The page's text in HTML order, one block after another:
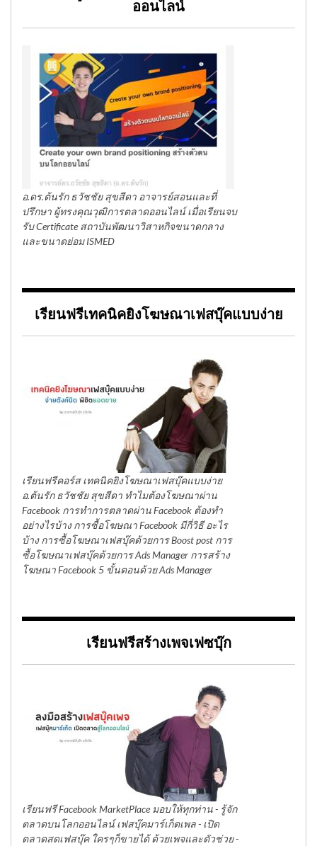
ออนไลน์
อ.ดร.ต้นรัก ธวัชชัย สุขสีดา อาจารย์สอนและที่
ปรึกษา ผู้ทรงคุณวุฒิการตลาดออนไลน์ เมื่อเรียนจบ
รับ Certificate สถาบันพัฒนาวิสาหกิจขนาดกลาง
และขนาดย่อม ISMED
เรียนฟรีเทคนิคยิงโฆษณาเฟสบุ๊คแบบง่าย
เรียนฟรีคอร์ส เทคนิคยิงโฆษณาเฟสบุ๊คแบบง่าย
อ.ต้นรัก ธวัชชัย สุขสีดา ทำไมต้องโฆษณาผ่าน
Facebook การทำการตลาดผ่าน Facebook ต้องทำ
อย่างไรบ้าง การซื้อโฆษณา Facebook มีกี่วิธี อะไร
บ้าง การซื้อโฆษณาเฟสบุ๊คด้วยการ Boost post การ
ซื้อโฆษณาเฟสบุ๊คด้วยการ Ads Manager การสร้าง
โฆษณา Facebook 5 ขั้นตอนด้วย Ads Manager
เรียนฟรีสร้างเพจเฟซบุ๊ก
เรียนฟรี Facebook MarketPlace มอบให้ทุกท่าน - รู้จัก
ตลาดบนโลกออนไลน์ เฟสบุ๊คมาร์เก็ตเพล - เปิด
ตลาดสดเฟสบุ๊ค ใครๆก็ขายได้ ด้วยเพจและตัวช่วย -